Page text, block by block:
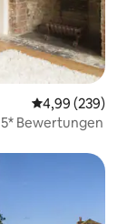
4,99 (239)
Bewertungen